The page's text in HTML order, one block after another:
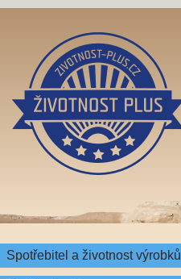
Spotřebitel a životnost výrobků